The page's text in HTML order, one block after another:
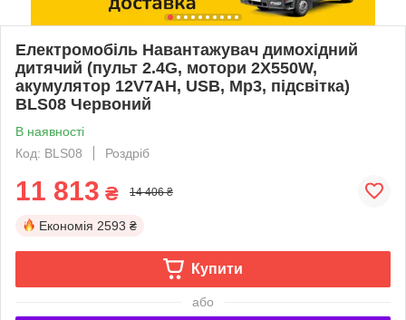
Електромобіль Навантажувач димохідний
дитячий (пульт 2.4G, мотори 2X550W,
акумулятор 12V7AH, USB, Mp3, підсвітка)
BLS08 Червоний
В наявності
Код: BLS08
Роздріб
11 813 ₴ 14 406 ₴
Економія 2593 ₴
Купити
або